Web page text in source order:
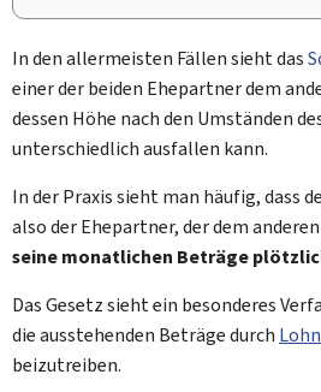
In den allermeisten Fällen sieht das
einer der beiden Ehepartner dem
dessen Höhe nach den Umständen
unterschiedlich ausfallen kann.
In der Praxis sieht man häufig, dass
also der Ehepartner, der dem
seine monatlichen Beträge
Das Gesetz sieht ein besonderes
die ausstehenden Beträge durch
beizutreiben.